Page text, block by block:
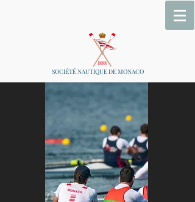
SOCIÉTÉ NAUTIQUE DE MONACO